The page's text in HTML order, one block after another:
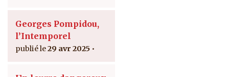
Georges Pompidou,
l’Intemporel
29 avr 2025